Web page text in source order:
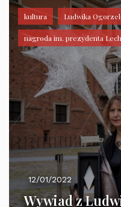
kultura Ludwika
nagroda im. prezydenta
12/01/2022